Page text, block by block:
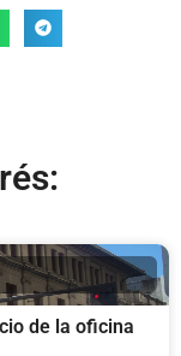
de la oficina